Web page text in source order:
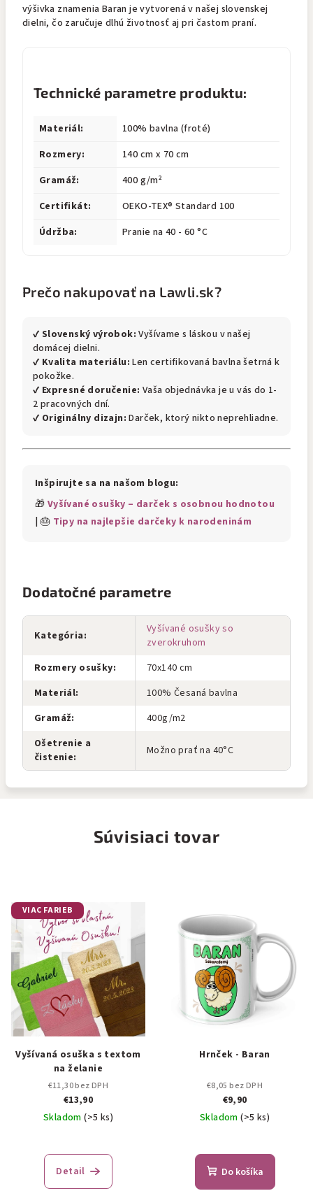
výšivka znamenia Baran je vytvorená v našej slovenskej
dielni, čo zaručuje dlhú životnosť aj pri častom praní.
Technické parametre produktu:
Materiál:
100% bavlna (froté)
Rozmery:
140 cm x 70 cm
Gramáž:
400 g/m²
Certifikát:
OEKO-TEX® Standard 100
Údržba:
Pranie na 40 - 60 °C
Prečo nakupovať na Lawli.sk?
✔ Slovenský výrobok: Vyšívame s láskou v našej
domácej dielni.
✔ Kvalita materiálu: Len certifikovaná bavlna šetrná k
pokožke.
✔ Expresné doručenie: Vaša objednávka je u vás do 1-
2 pracovných dní.
✔ Originálny dizajn: Darček, ktorý nikto neprehliadne.
Inšpirujte sa na našom blogu:
🎁 Vyšívané osušky – darček s osobnou hodnotou
| 🎂 Tipy na najlepšie darčeky k narodeninám
Dodatočné parametre
Kategória:
Vyšívané osušky so
zverokruhom
Rozmery osušky:
70x140 cm
Materiál:
100% Česaná bavlna
Gramáž:
400g/m2
Ošetrenie a
čistenie: Možno prať na 40°C
Súvisiaci tovar
VIAC FARIEB
Vyšívaná osuška s textom
na želanie
€11,30 bez DPH
€13,90
Skladom(>5 ks)
hodnotenie
produktu
Detail
Hrnček - Baran
€8,05 bez DPH
€9,90
Skladom(>5 ks)
Do košíka